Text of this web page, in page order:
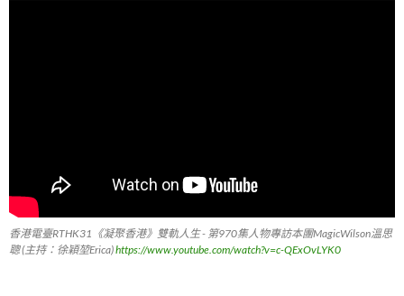
香港電臺RTHK31《凝聚香港》雙軌人生 - 第970集人物專訪本團MagicWilson溫思
聰 (主持：徐穎堃Erica)https://www.youtube.com/watch?v=c-QExOvLYK0